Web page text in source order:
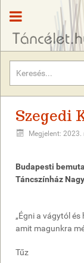
Szegedi
Megjelent:
Budapesti
Táncszínház
„Égni a vágytól
amit magunkra
Tűz